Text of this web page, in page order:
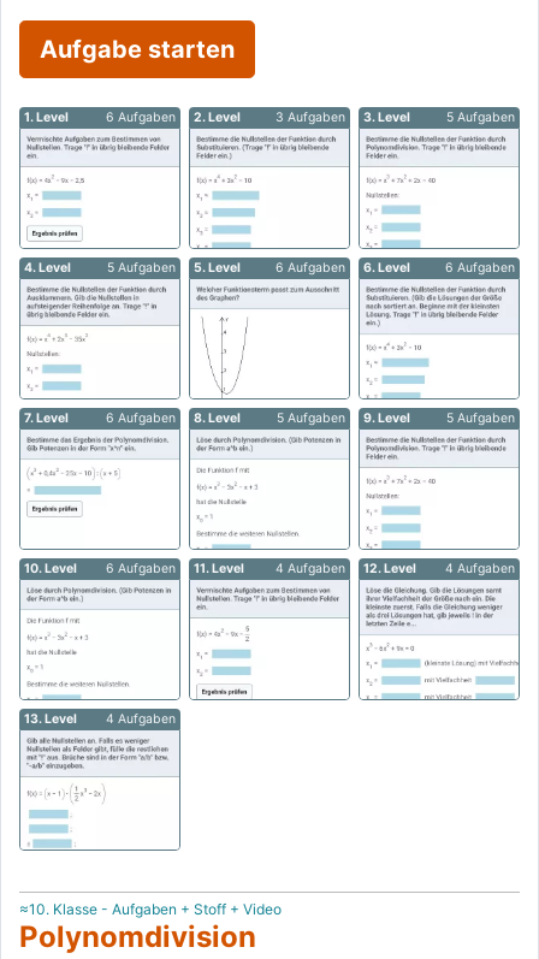
Aufgabe starten
1. Level 6 Aufgaben 2. Level 3 Aufgaben 3. Level 5 Aufgaben
4. Level 5 Aufgaben 5. Level 6 Aufgaben 6. Level 6 Aufgaben
7. Level 6 Aufgaben 8. Level 5 Aufgaben 9. Level 5 Aufgaben
10. Level 6 Aufgaben 11. Level 4 Aufgaben 12. Level 4 Aufgaben
13. Level 4 Aufgaben
≈10. Klasse - Aufgaben + Stoff + Video
Polynomdivision